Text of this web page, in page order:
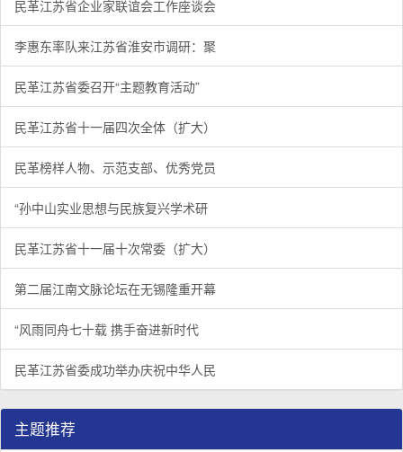
民革江苏省企业家联谊会工作座谈会
李惠东率队来江苏省淮安市调研：聚
民革江苏省委召开“主题教育活动”
民革江苏省十一届四次全体（扩大）
民革榜样人物、示范支部、优秀党员
“孙中山实业思想与民族复兴学术研
民革江苏省十一届十次常委（扩大）
第二届江南文脉论坛在无锡隆重开幕
“风雨同舟七十载 携手奋进新时代
民革江苏省委成功举办庆祝中华人民
主题推荐